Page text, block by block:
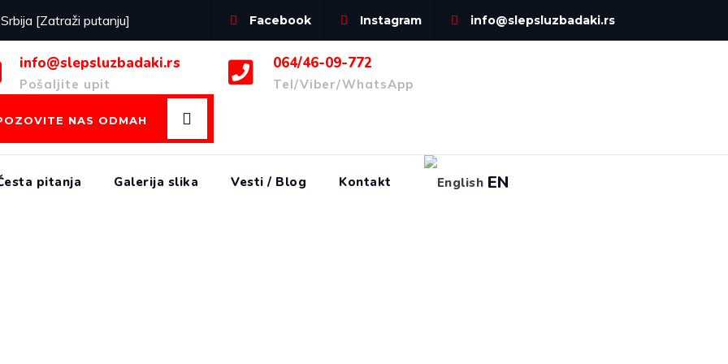
[Zatraži putanju] Facebook Instagram info@slepsluzbadaki.rs
info@slepsluzbadaki.rs
Pošaljite upit
064/46-09-772
Tel/Viber/WhatsApp
NAS ODMAH
pitanja Galerija slika Vesti / Blog Kontakt EN